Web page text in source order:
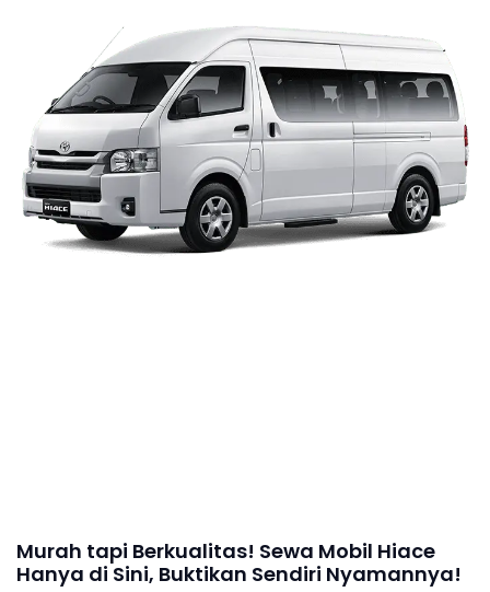
Murah tapi Berkualitas! Sewa Mobil Hiace
Hanya di Sini, Buktikan Sendiri Nyamannya!